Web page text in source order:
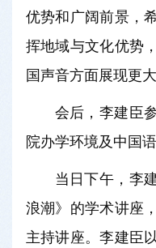
优势和广阔前景，
挥地域与文化优势
国声音方面展现更大
会后，李建臣
院办学环境及中国
当日下午，李
浪潮》的学术讲座
主持讲座。李建臣